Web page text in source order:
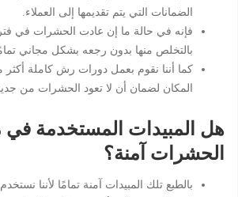
الضمانات التي يتم تقديمها إلى العملاء.
فإنه في حالة ما إن عادت الحشرات في
بالتخلص منها بدون رجعه بشكل مجاني
كما أننا نقوم بعمل دورات رش كاملة
المكان لضمان أن لا تعود الحشرات من
هل المبيدات المستخدمة في
الحشرات آمنة؟
بالطبع تلك المبيدات آمنة تمامًا لأننا